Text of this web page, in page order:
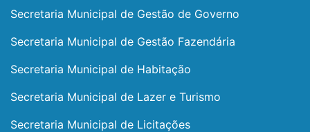
Secretaria Municipal de Gestão de Governo
Secretaria Municipal de Gestão Fazendária
Secretaria Municipal de Habitação
Secretaria Municipal de Lazer e Turismo
Secretaria Municipal de Licitações